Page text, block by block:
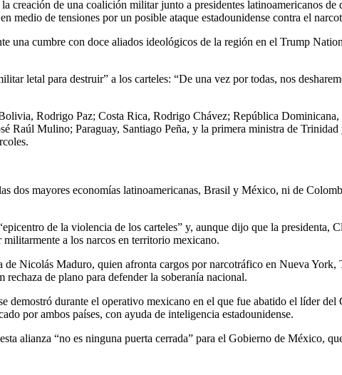
creación de una coalición militar junto a presidentes latinoamericanos
medio de tensiones por un posible ataque estadounidense contra el
una cumbre con doce aliados ideológicos de la región en el Trump
letal para destruir” a los carteles: “De una vez por todas, nos
Rodrigo Paz; Costa Rica, Rodrigo Chávez; República
Raúl Mulino; Paraguay, Santiago Peña, y la primera ministra de
dos mayores economías latinoamericanas, Brasil y México, ni de
de la violencia de los carteles” y, aunque dijo que la presidenta,
a los narcos en territorio mexicano.
Nicolás Maduro, quien afronta cargos por narcotráfico en Nueva York,
de plano para defender la soberanía nacional.
demostró durante el operativo mexicano en el que fue abatido el líder
por ambos países, con ayuda de inteligencia estadounidense.
alianza “no es ninguna puerta cerrada” para el Gobierno de México,